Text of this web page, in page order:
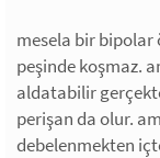
mesela bir bipolar
peşinde koşmaz.
aldatabilir
perişan da olur.
debelenmekten